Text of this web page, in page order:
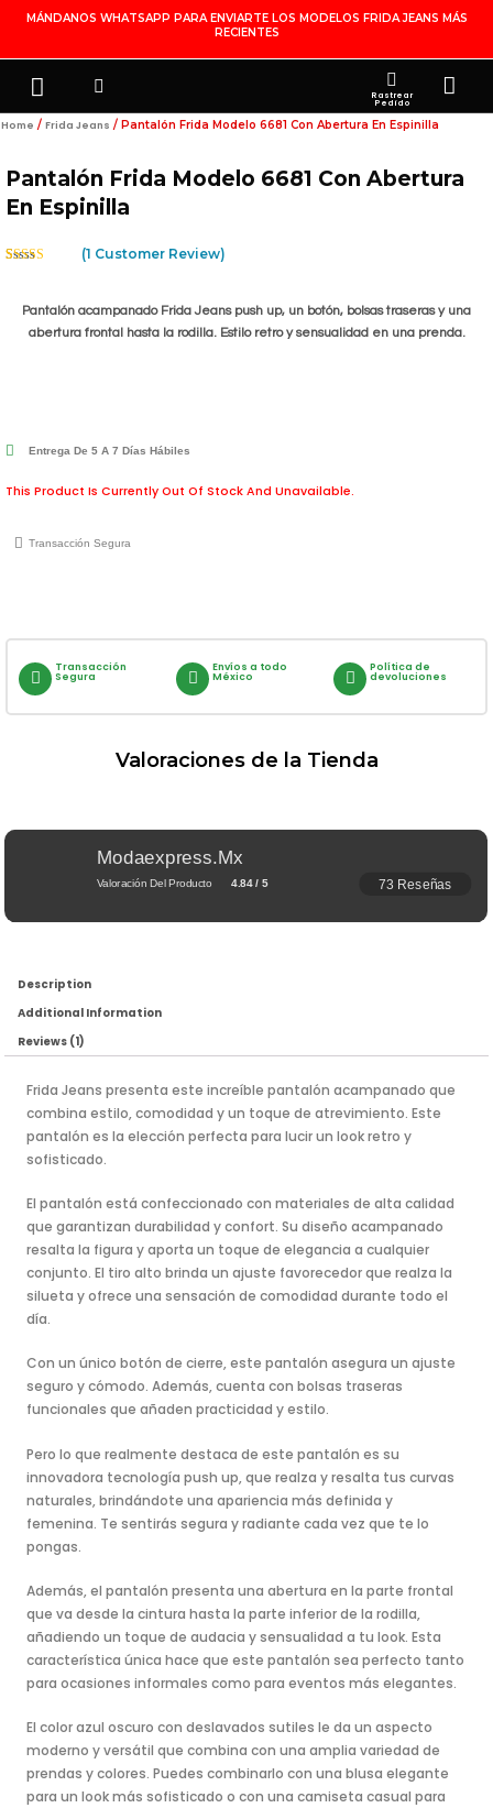
Contenido
MÁNDANOS WHATSAPP PARA ENVIARTE LOS MODELOS FRIDA JEANS MÁS
RECIENTES
MenuSearch Rastrear
Pedido
Home / Frida Jeans / Pantalón Frida Modelo 6681 Con Abertura En Espinilla
Pantalón Frida Modelo 6681 Con Abertura
En Espinilla
Customer
Rating
(1 Customer Review)
Pantalón acampanado Frida Jeans push up, un botón, bolsas traseras y una
abertura frontal hasta la rodilla. Estilo retro y sensualidad en una prenda.
Entrega De 5 A 7 Días Hábiles
This Product Is Currently Out Of Stock And Unavailable.
Transacción Segura
Transacción
Segura
Envíos a todo
México
Política de
devoluciones
Description
Additional Information
Reviews (1)
Frida Jeans presenta este increíble pantalón acampanado que
combina estilo, comodidad y un toque de atrevimiento. Este
pantalón es la elección perfecta para lucir un look retro y
sofisticado.
El pantalón está confeccionado con materiales de alta calidad
que garantizan durabilidad y confort. Su diseño acampanado
resalta la figura y aporta un toque de elegancia a cualquier
conjunto. El tiro alto brinda un ajuste favorecedor que realza la
silueta y ofrece una sensación de comodidad durante todo el
día.
Con un único botón de cierre, este pantalón asegura un ajuste
seguro y cómodo. Además, cuenta con bolsas traseras
funcionales que añaden practicidad y estilo.
Pero lo que realmente destaca de este pantalón es su
innovadora tecnología push up, que realza y resalta tus curvas
naturales, brindándote una apariencia más definida y
femenina. Te sentirás segura y radiante cada vez que te lo
pongas.
Además, el pantalón presenta una abertura en la parte frontal
que va desde la cintura hasta la parte inferior de la rodilla,
añadiendo un toque de audacia y sensualidad a tu look. Esta
característica única hace que este pantalón sea perfecto tanto
para ocasiones informales como para eventos más elegantes.
El color azul oscuro con deslavados sutiles le da un aspecto
moderno y versátil que combina con una amplia variedad de
prendas y colores. Puedes combinarlo con una blusa elegante
para un look más sofisticado o con una camiseta casual para
Valoraciones de la Tienda
Modaexpress.mx
Valoración Del Producto 4.84 / 5 73 Reseñas